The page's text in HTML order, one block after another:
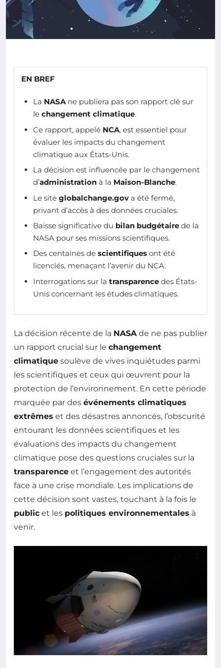
EN BREF
La NASAne publiera pas son rapport clé sur
le changement climatique.
Ce rapport, appelé NCA, est essentiel pour
évaluer les impacts du changement
climatique aux États-Unis.
La décision est influencée par le changement
d’administration à la Maison-Blanche.
Le site globalchange.gov a été fermé,
privant d’accès à des données cruciales.
Baisse significative du bilan budgétaire de la
NASA pour ses missions scientifiques.
Des centaines de scientifiques ont été
licenciés, menaçant l’avenir du NCA.
Interrogations sur la transparence des États-
Unis concernant les études climatiques.
La décision récente de la NASAde ne pas publier
un rapport crucial sur le changement
climatique soulève de vives inquiétudes parmi
les scientifiques et ceux qui œuvrent pour la
protection de l’environnement. En cette période
marquée par des événements climatiques
extrêmes et des désastres annoncés, l’obscurité
entourant les données scientifiques et les
évaluations des impacts du changement
climatique pose des questions cruciales sur la
transparence et l’engagement des autorités
face à une crise mondiale. Les implications de
cette décision sont vastes, touchant à la fois le
public et les politiques environnementales à
venir.